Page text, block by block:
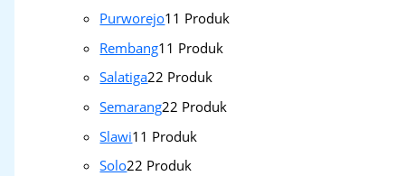
Purworejo1 1 Produk
Rembang1 1 Produk
Salatiga22 Produk
Semarang22 Produk
Slawi1 1 Produk
Solo22 Produk